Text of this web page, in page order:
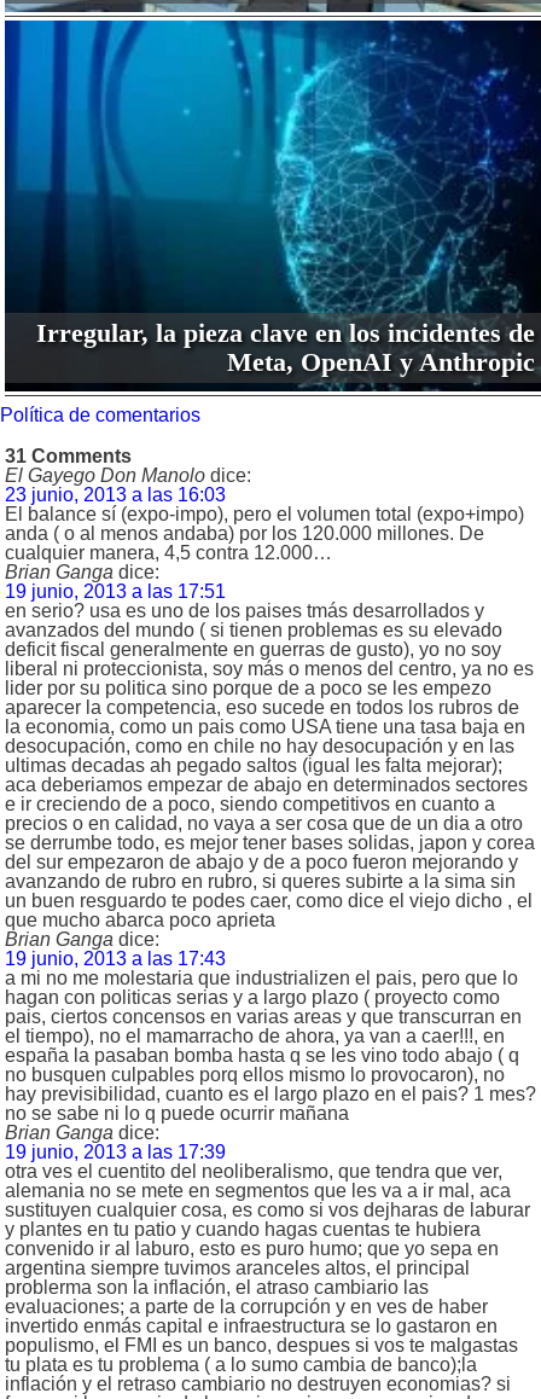
Irregular, la pieza clave en los incidentes de
Meta, OpenAI y Anthropic
Política de comentarios
31 Comments
El Gayego Don Manolo dice:
23 junio, 2013 a las 16:03
El balance sí (expo-impo), pero el volumen total (expo+impo)
anda ( o al menos andaba) por los 120.000 millones. De
cualquier manera, 4,5 contra 12.000…
Brian Ganga dice:
19 junio, 2013 a las 17:51
en serio? usa es uno de los paises tmás desarrollados y
avanzados del mundo ( si tienen problemas es su elevado
deficit fiscal generalmente en guerras de gusto), yo no soy
liberal ni proteccionista, soy más o menos del centro, ya no es
lider por su politica sino porque de a poco se les empezo
aparecer la competencia, eso sucede en todos los rubros de
la economia, como un pais como USA tiene una tasa baja en
desocupación, como en chile no hay desocupación y en las
ultimas decadas ah pegado saltos (igual les falta mejorar);
aca deberiamos empezar de abajo en determinados sectores
e ir creciendo de a poco, siendo competitivos en cuanto a
precios o en calidad, no vaya a ser cosa que de un dia a otro
se derrumbe todo, es mejor tener bases solidas, japon y corea
del sur empezaron de abajo y de a poco fueron mejorando y
avanzando de rubro en rubro, si queres subirte a la sima sin
un buen resguardo te podes caer, como dice el viejo dicho , el
que mucho abarca poco aprieta
Brian Ganga dice:
19 junio, 2013 a las 17:43
a mi no me molestaria que industrializen el pais, pero que lo
hagan con politicas serias y a largo plazo ( proyecto como
pais, ciertos concensos en varias areas y que transcurran en
el tiempo), no el mamarracho de ahora, ya van a caer!!!, en
españa la pasaban bomba hasta q se les vino todo abajo ( q
no busquen culpables porq ellos mismo lo provocaron), no
hay previsibilidad, cuanto es el largo plazo en el pais? 1 mes?
no se sabe ni lo q puede ocurrir mañana
Brian Ganga dice:
19 junio, 2013 a las 17:39
otra ves el cuentito del neoliberalismo, que tendra que ver,
alemania no se mete en segmentos que les va a ir mal, aca
sustituyen cualquier cosa, es como si vos dejharas de laburar
y plantes en tu patio y cuando hagas cuentas te hubiera
convenido ir al laburo, esto es puro humo; que yo sepa en
argentina siempre tuvimos aranceles altos, el principal
problerma son la inflación, el atraso cambiario las
evaluaciones; a parte de la corrupción y en ves de haber
invertido enmás capital e infraestructura se lo gastaron en
populismo, el FMI es un banco, despues si vos te malgastas
tu plata es tu problema ( a lo sumo cambia de banco);la
inflación y el retraso cambiario no destruyen economias? si